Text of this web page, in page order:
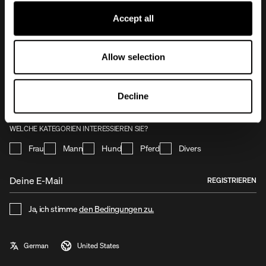
Accept all
Allow selection
Decline
NEWSLETTER
Laufenden, was bei Uhip passiert. Du erhältst exklusive Angebote, Vorabzugang zu
Aktionen und Kollektionseröffnungen. Genieße die Vorteile und werde Teil unserer
Community – melde dich noch heute für unseren Newsletter an!
WELCHE KATEGORIEN INTERESSIEREN SIE?
Frau Mann Hund Pferd Divers
REGISTRIEREN
Ja, ich stimmeden Bedingungen zu.